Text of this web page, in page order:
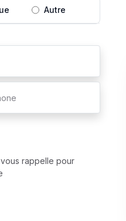
Autre
rappelle pour